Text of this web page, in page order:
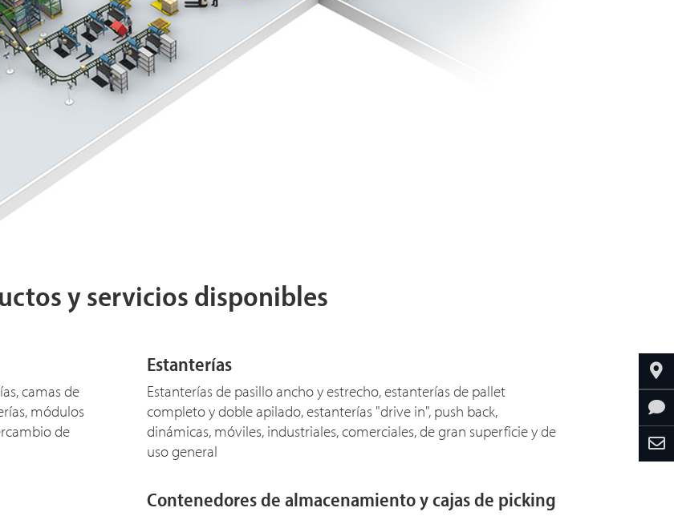
y servicios disponibles
camas de
módulos
de
Estanterías
Estanterías de pasillo ancho y estrecho, estanterías de pallet
completo y doble apilado, estanterías "drive in", push back,
dinámicas, móviles, industriales, comerciales, de gran superficie y de
uso general
Contenedores de almacenamiento y cajas de picking